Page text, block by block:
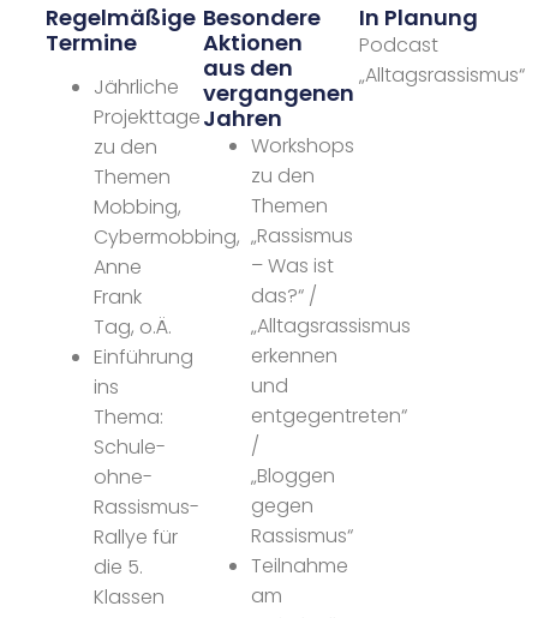
Regelmäßige
Termine
Jährliche
Projekttage
zu den
Themen
Mobbing,
Cybermobbing,
Anne
Frank
Tag, o.Ä.
Einführung
ins
Thema:
Schule-
ohne-
Rassismus-
Rallye für
die 5.
Klassen
Besondere
Aktionen
aus den
vergangenen
Jahren
Workshops
zu den
Themen
„Rassismus
– Was ist
das?“ /
„Alltagsrassismus
erkennen
und
entgegentreten“
/
„Bloggen
gegen
Rassismus“
Teilnahme
am
In Planung
Podcast
„Alltagsrassismus“